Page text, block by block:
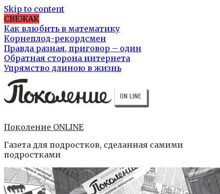
Skip to content
СВЕЖАК
Как влюбить в математику
Корнеплод-рекордсмен
Правда разная, приговор – один
Обратная сторона интернета
Упрямство длиною в жизнь
Поколение ONLINE
Газета для подростков, сделанная самими
подростками